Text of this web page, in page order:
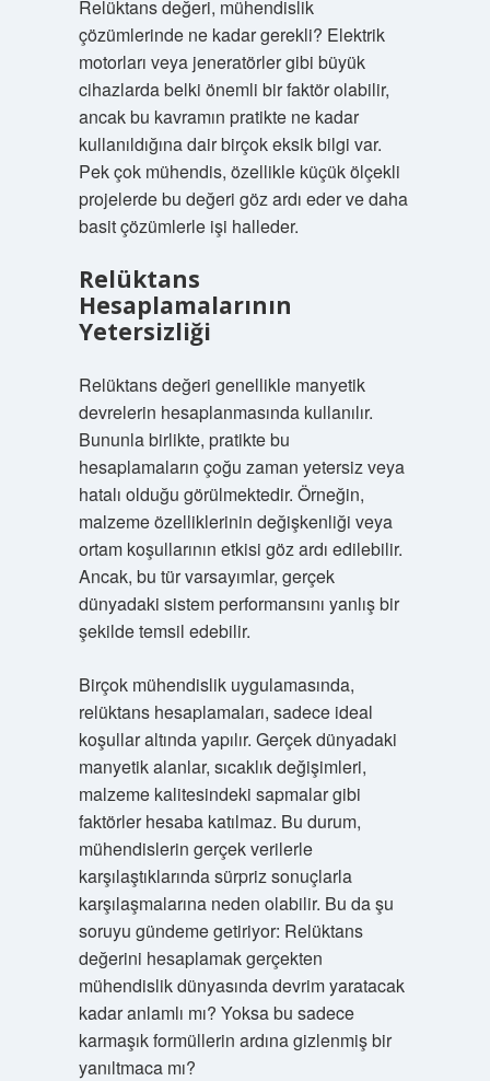
Relüktans değeri, mühendislik
çözümlerinde ne kadar gerekli? Elektrik
motorları veya jeneratörler gibi büyük
cihazlarda belki önemli bir faktör olabilir,
ancak bu kavramın pratikte ne kadar
kullanıldığına dair birçok eksik bilgi var.
Pek çok mühendis, özellikle küçük ölçekli
projelerde bu değeri göz ardı eder ve daha
basit çözümlerle işi halleder.
Relüktans
Hesaplamalarının
Yetersizliği
Relüktans değeri genellikle manyetik
devrelerin hesaplanmasında kullanılır.
Bununla birlikte, pratikte bu
hesaplamaların çoğu zaman yetersiz veya
hatalı olduğu görülmektedir. Örneğin,
malzeme özelliklerinin değişkenliği veya
ortam koşullarının etkisi göz ardı edilebilir.
Ancak, bu tür varsayımlar, gerçek
dünyadaki sistem performansını yanlış bir
şekilde temsil edebilir.
Birçok mühendislik uygulamasında,
relüktans hesaplamaları, sadece ideal
koşullar altında yapılır. Gerçek dünyadaki
manyetik alanlar, sıcaklık değişimleri,
malzeme kalitesindeki sapmalar gibi
faktörler hesaba katılmaz. Bu durum,
mühendislerin gerçek verilerle
karşılaştıklarında sürpriz sonuçlarla
karşılaşmalarına neden olabilir. Bu da şu
soruyu gündeme getiriyor: Relüktans
değerini hesaplamak gerçekten
mühendislik dünyasında devrim yaratacak
kadar anlamlı mı? Yoksa bu sadece
karmaşık formüllerin ardına gizlenmiş bir
yanıltmaca mı?